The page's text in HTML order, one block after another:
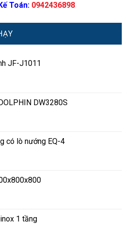
Toán: 0942436898
JF-J1011
DW3280S
có lò nướng EQ-4
1 tầng